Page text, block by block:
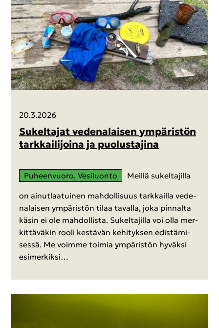
20.3.2026
Su­kel­ta­jat ve­de­na­lai­sen ym­pä­ris­tön
tark­kai­li­joi­na ja puo­lus­ta­ji­na
Pu­heen­vuo­ro, Ve­si­luon­to Meil­lä su­kel­ta­jil­la
on ai­nut­laa­tui­nen mah­dol­li­suus tark­kail­la ve­de­
na­lai­sen ym­pä­ris­tön tilaa ta­val­la, joka pin­nal­ta
käsin ei ole mah­dol­lis­ta. Su­kel­ta­jil­la voi olla mer­
kit­tä­vä­kin rooli kes­tä­vän ke­hi­tyk­sen edis­tä­mi­
ses­sä. Me voim­me toi­mia ym­pä­ris­tön hy­väk­si
esi­mer­kik­si…